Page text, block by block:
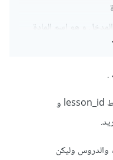
يجب أن يكون جدول lessons يحوي فقط lesson_id و
وليكن